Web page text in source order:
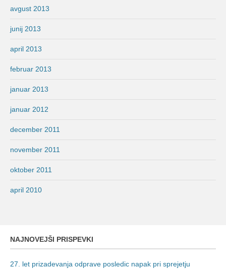
avgust 2013
junij 2013
april 2013
februar 2013
januar 2013
januar 2012
december 2011
november 2011
oktober 2011
april 2010
NAJNOVEJŠI PRISPEVKI
27. let prizadevanja odprave posledic napak pri sprejetju